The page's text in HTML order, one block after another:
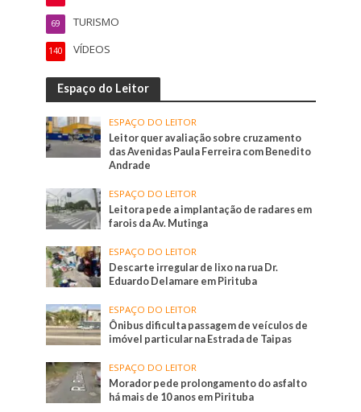
TURISMO
69
VÍDEOS
140
Espaço do Leitor
ESPAÇO DO LEITOR
Leitor quer avaliação sobre cruzamento
das Avenidas Paula Ferreira com Benedito
Andrade
ESPAÇO DO LEITOR
Leitora pede a implantação de radares em
farois da Av. Mutinga
ESPAÇO DO LEITOR
Descarte irregular de lixo na rua Dr.
Eduardo Delamare em Pirituba
ESPAÇO DO LEITOR
Ônibus dificulta passagem de veículos de
imóvel particular na Estrada de Taipas
ESPAÇO DO LEITOR
Morador pede prolongamento do asfalto
há mais de 10 anos em Pirituba